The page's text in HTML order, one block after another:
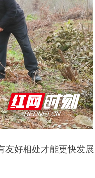
友好相处才能更快发